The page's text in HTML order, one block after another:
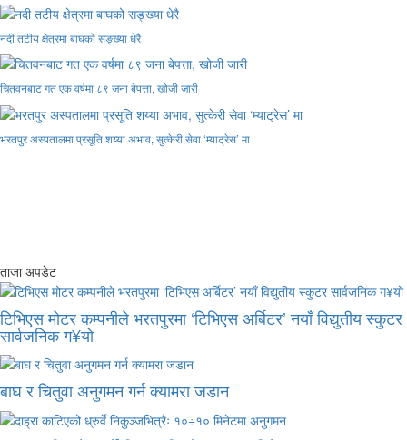
नदी तटीय क्षेत्रमा बाघको सङ्ख्या धेरै
चितवनबाट गत एक वर्षमा ८९ जना बेपत्ता, खोजी जारी
भरतपुर अस्पतालमा प्रसूति शय्या अभाव, सुत्केरी सेवा ‘म्याट्रेस’ मा
ताजा अपडेट
टिभिएस मोटर कम्पनीले भरतपुरमा ‘टिभिएस अर्बिटर’ नयाँ विद्युतीय स्कुटर
सार्वजनिक ग¥यो
बाघ र चितुवा अनुगमन गर्न क्यामरा जडान